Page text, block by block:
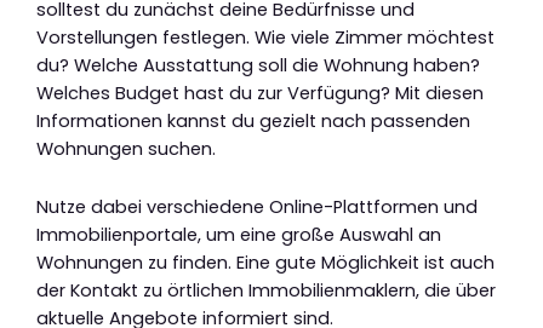
solltest du zunächst deine Bedürfnisse und
Vorstellungen festlegen. Wie viele Zimmer möchtest
du? Welche Ausstattung soll die Wohnung haben?
Welches Budget hast du zur Verfügung? Mit diesen
Informationen kannst du gezielt nach passenden
Wohnungen suchen.
Nutze dabei verschiedene Online-Plattformen und
Immobilienportale, um eine große Auswahl an
Wohnungen zu finden. Eine gute Möglichkeit ist auch
der Kontakt zu örtlichen Immobilienmaklern, die über
aktuelle Angebote informiert sind.